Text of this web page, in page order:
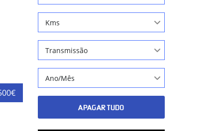
Kms
Transmissão
Ano/Mês
APAGAR TUDO